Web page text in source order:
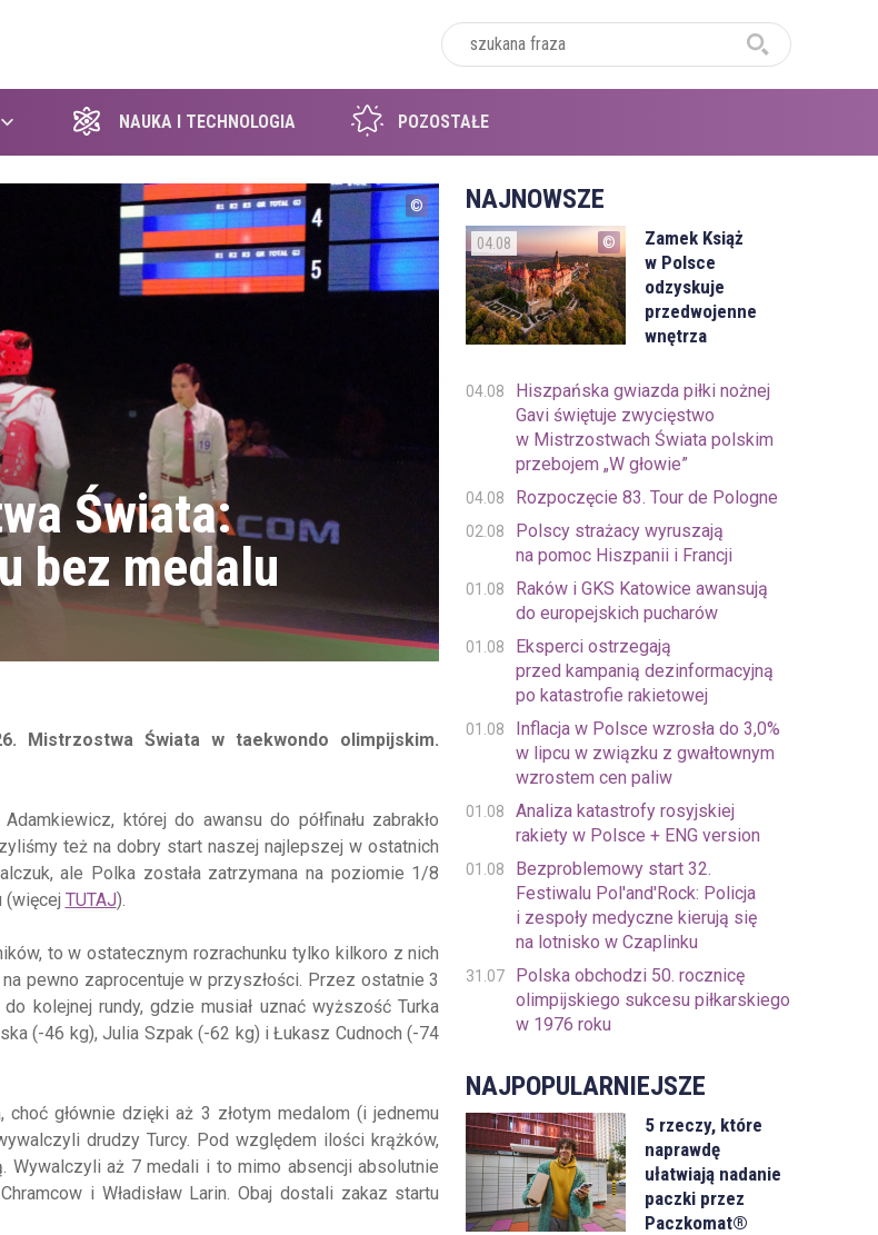
NAUKA I TECHNOLOGIA POZOSTAŁE
Świata:
bez medalu
Mistrzostwa Świata w taekwondo olimpijskim.
której do awansu do półfinału zabrakło
też na dobry start naszej najlepszej w ostatnich
ale Polka została zatrzymana na poziomie 1/8
(więcej TUTAJ).
to w ostatecznym rozrachunku tylko kilkoro z nich
pewno zaprocentuje w przyszłości. Przez ostatnie 3
kolejnej rundy, gdzie musiał uznać wyższość Turka
(-46 kg), Julia Szpak (-62 kg) i Łukasz Cudnoch (-74
choć głównie dzięki aż 3 złotym medalom (i jednemu
drudzy Turcy. Pod względem ilości krążków,
Wywalczyli aż 7 medali i to mimo absencji absolutnie
i Władisław Larin. Obaj dostali zakaz startu
NAJNOWSZE
04.08
Zamek Książ
w Polsce
odzyskuje
przedwojenne
wnętrza
04.08
Hiszpańska gwiazda piłki nożnej
Gavi świętuje zwycięstwo
w Mistrzostwach Świata polskim
przebojem „W głowie”
04.08 Rozpoczęcie 83. Tour de Pologne
02.08
Polscy strażacy wyruszają
na pomoc Hiszpanii i Francji
01.08
Raków i GKS Katowice awansują
do europejskich pucharów
01.08
Eksperci ostrzegają
przed kampanią dezinformacyjną
po katastrofie rakietowej
01.08
Inflacja w Polsce wzrosła do 3,0%
w lipcu w związku z gwałtownym
wzrostem cen paliw
01.08
Analiza katastrofy rosyjskiej
rakiety w Polsce + ENG version
01.08
Bezproblemowy start 32.
Festiwalu Pol'and'Rock: Policja
i zespoły medyczne kierują się
na lotnisko w Czaplinku
31.07
Polska obchodzi 50. rocznicę
olimpijskiego sukcesu piłkarskiego
w 1976 roku
NAJPOPULARNIEJSZE
5 rzeczy, które
naprawdę
ułatwiają nadanie
paczki przez
Paczkomat®